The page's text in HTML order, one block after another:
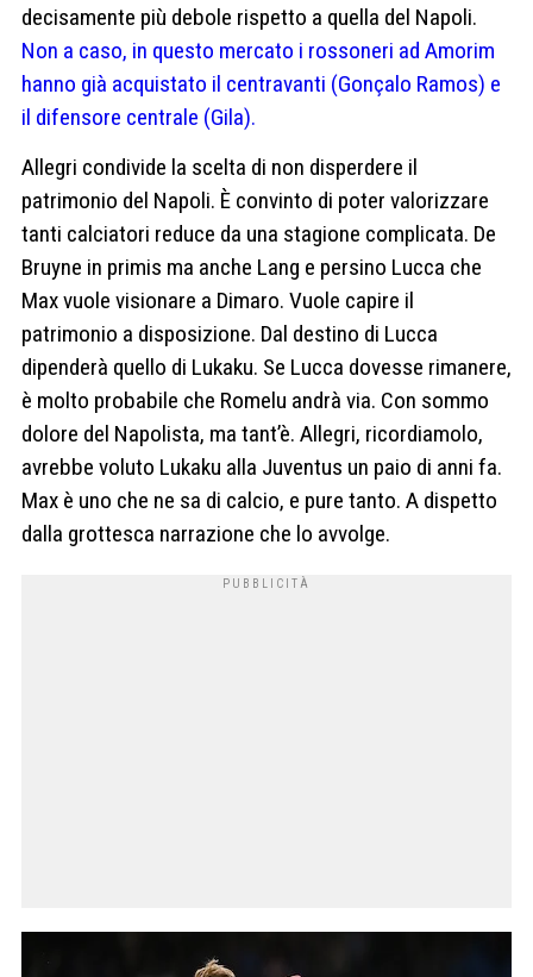
decisamente più debole rispetto a quella del Napoli.
Non a caso, in questo mercato i rossoneri ad Amorim
hanno già acquistato il centravanti (Gonçalo Ramos) e
il difensore centrale (Gila).
Allegri condivide la scelta di non disperdere il
patrimonio del Napoli. È convinto di poter valorizzare
tanti calciatori reduce da una stagione complicata. De
Bruyne in primis ma anche Lang e persino Lucca che
Max vuole visionare a Dimaro. Vuole capire il
patrimonio a disposizione. Dal destino di Lucca
dipenderà quello di Lukaku. Se Lucca dovesse rimanere,
è molto probabile che Romelu andrà via. Con sommo
dolore del Napolista, ma tant’è. Allegri, ricordiamolo,
avrebbe voluto Lukaku alla Juventus un paio di anni fa.
Max è uno che ne sa di calcio, e pure tanto. A dispetto
dalla grottesca narrazione che lo avvolge.